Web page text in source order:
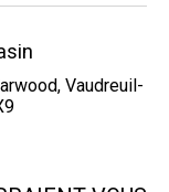
Vaudreuil-